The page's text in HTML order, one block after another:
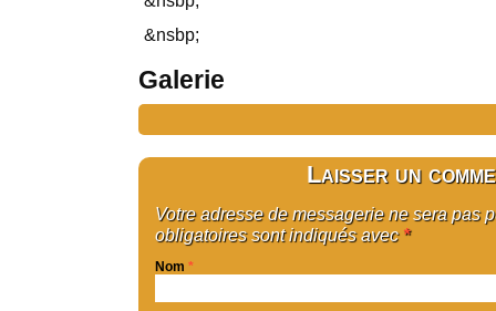
&nsbp;
Galerie
Laisser un
Votre adresse de messagerie ne sera pas
obligatoires sont indiqués avec *
Nom *